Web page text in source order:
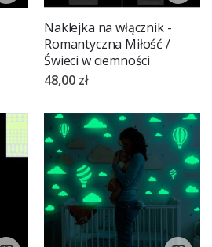
Naklejka na włącznik -
Romantyczna Miłość /
Świeci w ciemności
48,00 zł